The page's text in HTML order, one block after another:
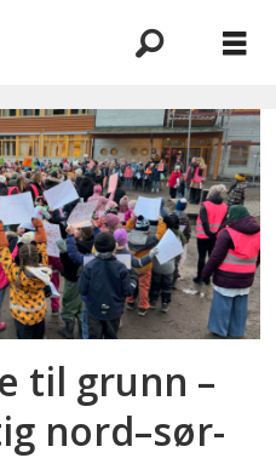
til grunn –
nord–sør-